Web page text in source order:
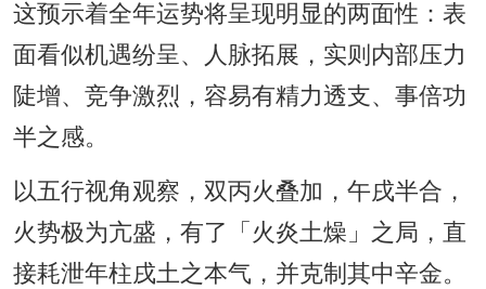
这预示着全年运势将呈现明显的两面性：表
面看似机遇纷呈、人脉拓展，实则内部压力
陡增、竞争激烈，容易有精力透支、事倍功
半之感。
以五行视角观察，双丙火叠加，午戌半合，
火势极为亢盛，有了「火炎土燥」之局，直
接耗泄年柱戌土之本气，并克制其中辛金。